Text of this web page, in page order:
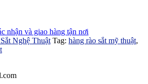
nhận và giao hàng tận nơi
Nghệ Thuật Tag: hàng rào sắt mỹ thuật,